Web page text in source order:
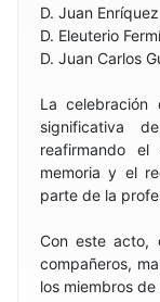
D. Juan
D. Eleuterio
D. Juan Carlos
La celebración
significativa
reafirmando
memoria y el
parte de la
Con este acto,
compañeros,
los miembros